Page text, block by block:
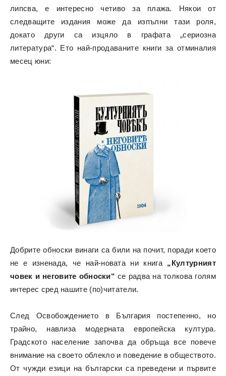
липсва, е интересно четиво за плажа. Някои от
следващите издания може да изпълни тази роля,
докато други са изцяло в графата „сериозна
литература“. Ето най-продаваните книги за отминалия
месец юни:
Добрите обноски винаги са били на почит, поради което
не е изненада, че най-новата ни книга „Културният
човек и неговите обноски“ се радва на толкова голям
интерес сред нашите (по)читатели.
След Освобождението в България постепенно, но
трайно, навлиза модерната европейска култура.
Градското население започва да обръща все повече
внимание на своето облекло и поведение в обществото.
От чужди езици на български са преведени и първите